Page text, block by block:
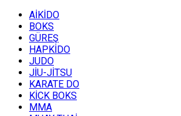
AİKİDO
BOKS
GÜREŞ
HAPKİDO
JUDO
JİU-JİTSU
KARATE DO
KİCK BOKS
MMA